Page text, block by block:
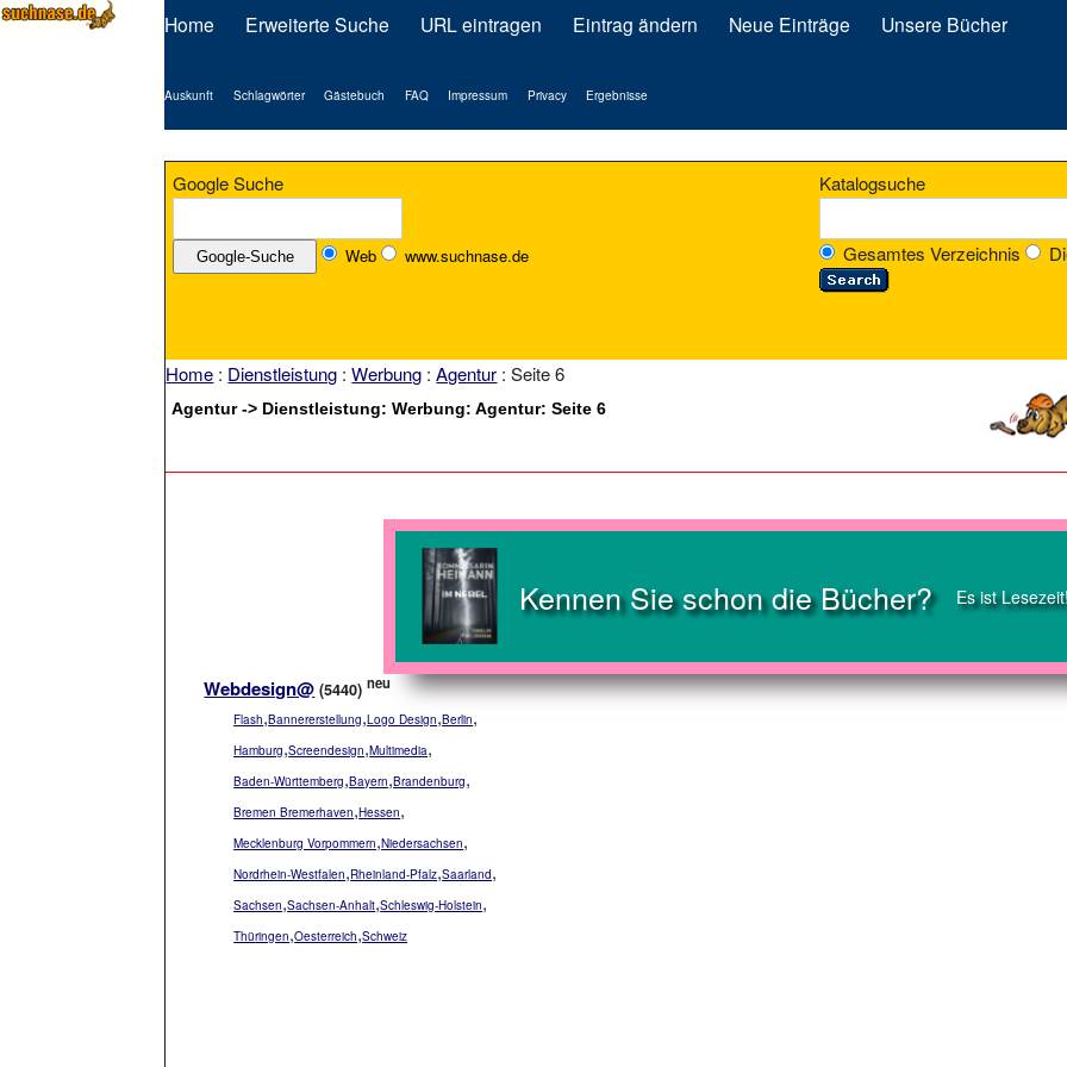
Home Erweiterte Suche URL eintragen Eintrag ändern Neue Einträge Unsere Bücher
Auskunft Schlagwörter Gästebuch FAQ Impressum Privacy Ergebnisse
Google Suche
Web www.suchnase.de
Katalogsuche
Gesamtes Verzeichnis
Home : Dienstleistung :Werbung :Agentur : Seite 6
Agentur -> Dienstleistung: Werbung: Agentur: Seite 6
Kennen Sie schon die Bücher? Es ist
Webdesign@ (5440) neu
Flash,Bannererstellung,Logo Design,Berlin,
Hamburg,Screendesign,Multimedia,
Baden-Württemberg,Bayern,Brandenburg,
Bremen Bremerhaven,Hessen,
Mecklenburg Vorpommern,Niedersachsen,
Nordrhein-Westfalen,Rheinland-Pfalz,Saarland,
Sachsen,Sachsen-Anhalt,Schleswig-Holstein,
Thüringen,Oesterreich,Schweiz